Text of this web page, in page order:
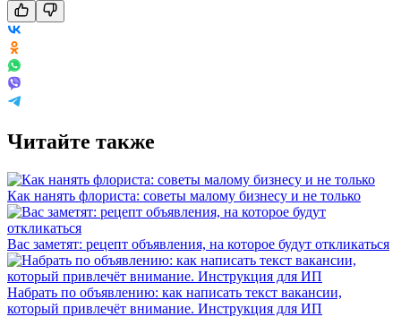
Читайте также
Как нанять флориста: советы малому бизнесу и не только
Вас заметят: рецепт объявления, на которое будут откликаться
Набрать по объявлению: как написать текст вакансии,
который привлечёт внимание. Инструкция для ИП